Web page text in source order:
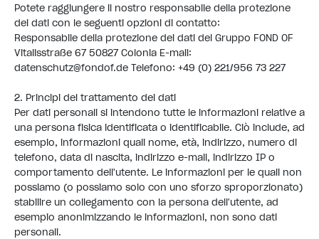
Potete raggiungere il nostro responsabile della protezione
dei dati con le seguenti opzioni di contatto:
Responsabile della protezione dei dati del Gruppo FOND OF
Vitalisstraße 67 50827 Colonia E-mail:
datenschutz@fondof.de Telefono: +49 (0) 221/956 73 227
2. Principi del trattamento dei dati
Per dati personali si intendono tutte le informazioni relative a
una persona fisica identificata o identificabile. Ciò include, ad
esempio, informazioni quali nome, età, indirizzo, numero di
telefono, data di nascita, indirizzo e-mail, indirizzo IP o
comportamento dell'utente. Le informazioni per le quali non
possiamo (o possiamo solo con uno sforzo sproporzionato)
stabilire un collegamento con la persona dell'utente, ad
esempio anonimizzando le informazioni, non sono dati
personali.